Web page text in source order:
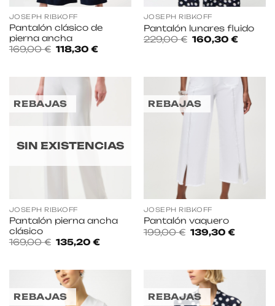
JOSEPH RIBKOFF
Pantalón clásico de
pierna ancha
169,00€ El
precio
169,00 €.
118,30 €El
118,30 €.
JOSEPH RIBKOFF
Pantalón lunares fluido
229,00€ El
precio
160,30 €El
REBAJAS
SIN EXISTENCIAS
JOSEPH RIBKOFF
Pantalón pierna ancha
clásico
169,00€ El
precio
169,00 €.
135,20 €El
135,20 €.
REBAJAS
JOSEPH RIBKOFF
Pantalón vaquero
199,00€ El
precio
139,30 €El
REBAJAS REBAJAS